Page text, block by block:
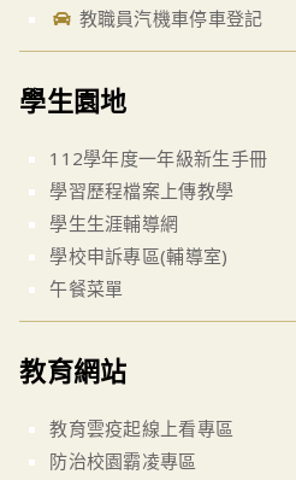
教職員汽機車停車登記
學生園地
112學年度一年級新生手冊
學習歷程檔案上傳教學
學生生涯輔導網
學校申訴專區(輔導室)
午餐菜單
教育網站
教育雲疫起線上看專區
防治校園霸凌專區